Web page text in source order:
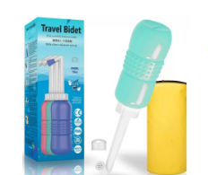
Polizoare unghiulare electrice
Slefuitoare pereti electrice
Accesorii slefuitoare electrice
Consumabile slefuitoare electrice
Slefuitoare electrice cu aspirator
Slefuitoare electrice cu banda
Slefuitoare excentrice